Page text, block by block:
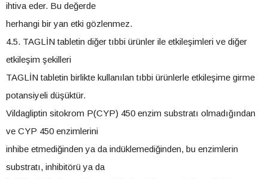
ihtiva eder. Bu değerde
herhangi bir yan etki gözlenmez.
4.5. TAGLİN tabletin diğer tıbbi ürünler ile etkileşimleri ve diğer
etkileşim şekilleri
TAGLİN tabletin birlikte kullanılan tıbbi ürünlerle etkileşime girme
potansiyeli düşüktür.
Vildagliptin sitokrom P(CYP) 450 enzim substratı olmadığından
ve CYP 450 enzimlerini
inhibe etmediğinden ya da indüklemediğinden, bu enzimlerin
substratı, inhibitörü ya da